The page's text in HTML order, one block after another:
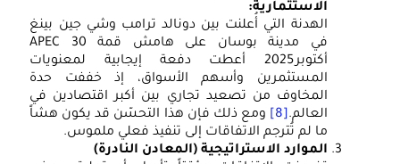
الاستثمارية:
الهدنة التي أُعلنت بين دونالد ترامب وشي جين بينغ
في مدينة بوسان على هامش قمة APEC 30
أكتوبر 2025 أعطت دفعة إيجابية لمعنويات
المستثمرين وأسهم الأسواق، إذ خففت حدة
المخاوف من تصعيد تجاري بين أكبر اقتصادين في
العالم.[8]
ومع ذلك فإن هذا التحسّن قد يكون هشاً
ما لم تُترجم الاتفاقات إلى تنفيذ فعلي ملموس.
الموارد الاستراتيجية (المعادن النادرة)